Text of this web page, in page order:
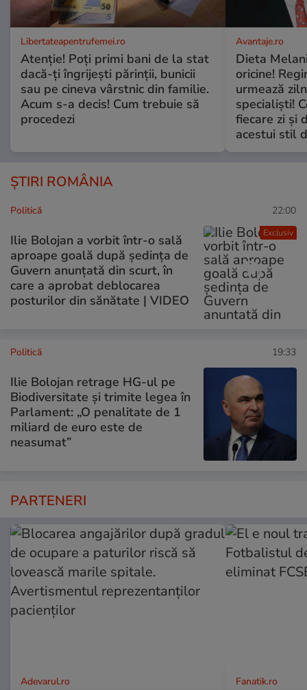
Libertateapentrufemei.ro
Atenție! Poți primi bani de la stat
dacă-ți îngrijești părinții, bunicii
sau pe cineva vârstnic din familie.
Acum s-a decis! Cum trebuie să
procedezi
Avantaje.ro
Dieta
oricine!
urmează
specialiști!
fiecare zi și
acestui stil
ȘTIRI ROMÂNIA
Exclusiv
Politică 22:00
Ilie Bolojan a vorbit într-o sală
aproape goală după ședința de
Guvern anunțată din scurt, în
care a aprobat deblocarea
posturilor din sănătate | VIDEO
Politică 19:33
Ilie Bolojan retrage HG-ul pe
Biodiversitate și trimite legea în
Parlament: „O penalitate de 1
miliard de euro este de
neasumat”
PARTENERI
Adevarul.ro Fanatik.ro